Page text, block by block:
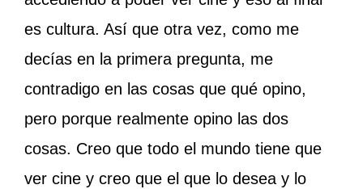
es cultura. Así que otra vez, como me
decías en la primera pregunta, me
contradigo en las cosas que qué opino,
pero porque realmente opino las dos
cosas. Creo que todo el mundo tiene que
ver cine y creo que el que lo desea y lo